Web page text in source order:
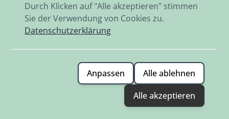
Artikelnr.
102.1.2671
Zierleiste Trittbrett links SR125/150
Hinzufügen
Durch Klicken auf "Alle akzeptieren" stimmen
Sie der Verwendung von Cookies zu.
Datenschutzerklärung
Anpassen
Alle ablehnen
Alle akzeptieren